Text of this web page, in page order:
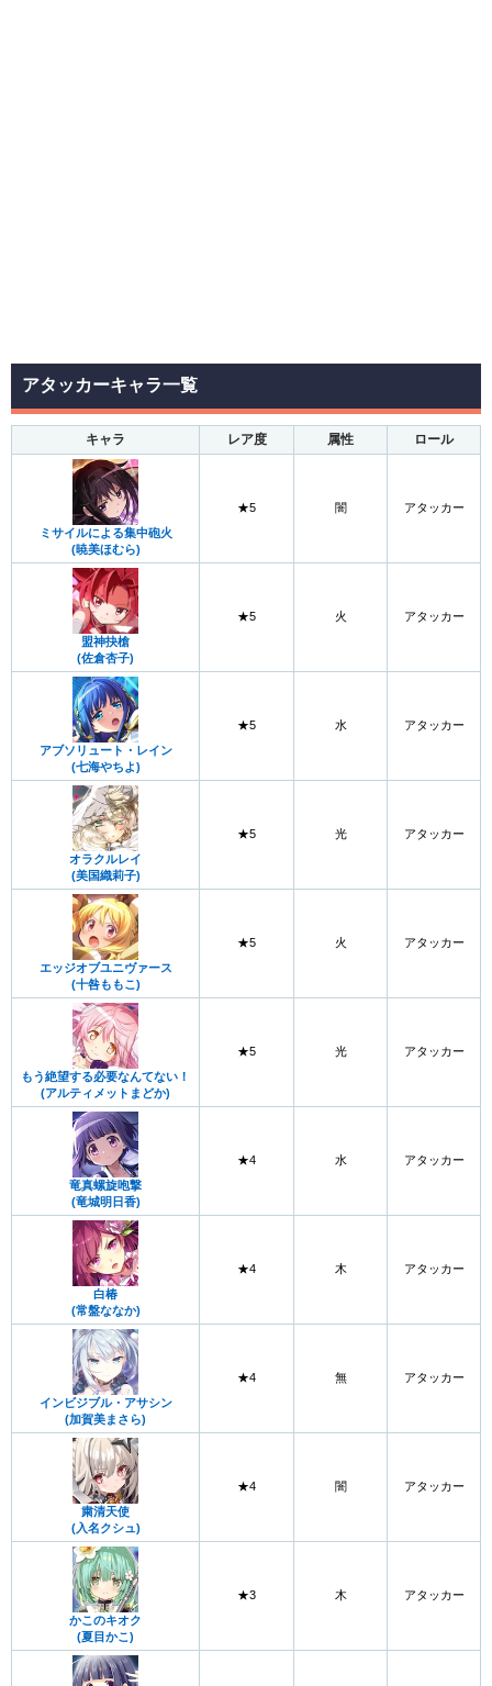
アタッカーキャラ一覧
キャラ レア度 属性 ロール
ミサイルによる集中砲火
(暁美ほむら)
★5 闇 アタッカー
盟神抉槍
(佐倉杏子)
★5 火 アタッカー
アブソリュート・レイン
(七海やちよ)
★5 水 アタッカー
オラクルレイ
(美国織莉子)
★5 光 アタッカー
エッジオブユニヴァース
(十咎ももこ)
★5 火 アタッカー
もう絶望する必要なんてない！
(アルティメットまどか)
★5 光 アタッカー
竜真螺旋咆撃
(竜城明日香)
★4 水 アタッカー
白椿
(常盤ななか)
★4 木 アタッカー
インビジブル・アサシン
(加賀美まさら)
★4 無 アタッカー
粛清天使
(入名クシュ)
★4 闇 アタッカー
かこのキオク
(夏目かこ)
★3 木 アタッカー